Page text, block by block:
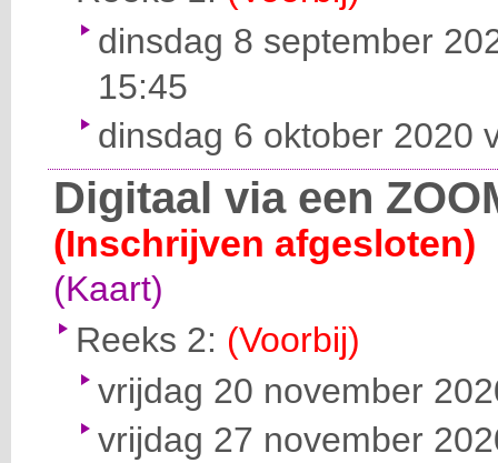
dinsdag 8 september
15:45
dinsdag 6 oktober 2020
Digitaal via een
(Inschrijven afgesloten)
(Kaart)
Reeks 2: (Voorbij)
vrijdag 20 november
vrijdag 27 november